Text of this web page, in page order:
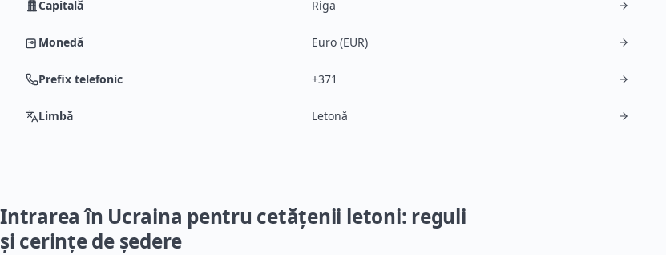
Capitală Riga
Monedă Euro (EUR)
Prefix telefonic +371
Limbă Letonă
Intrarea în Ucraina pentru cetățenii letoni: reguli
și cerințe de ședere